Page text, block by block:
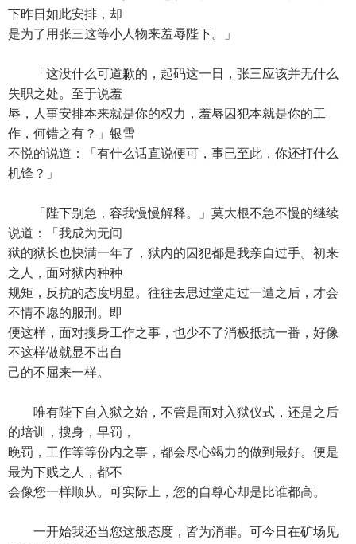
下昨日如此安排，却
是为了用张三这等小人物来羞辱陛下。」
「这没什么可道歉的，起码这一日，张三应该并无什么
失职之处。至于说羞
辱，人事安排本来就是你的权力，羞辱囚犯本就是你的工
作，何错之有？」银雪
不悦的说道：「有什么话直说便可，事已至此，你还打什么
机锋？」
「陛下别急，容我慢慢解释。」莫大根不急不慢的继续
说道：「我成为无间
狱的狱长也快满一年了，狱内的囚犯都是我亲自过手。初来
之人，面对狱内种种
规矩，反抗的态度明显。往往去思过堂走过一遭之后，才会
不情不愿的服刑。即
便这样，面对搜身工作之事，也少不了消极抵抗一番，好像
不这样做就显不出自
己的不屈来一样。
唯有陛下自入狱之始，不管是面对入狱仪式，还是之后
的培训，搜身，早罚，
晚罚，工作等等份内之事，都会尽心竭力的做到最好。便是
最为下贱之人，都不
会像您一样顺从。可实际上，您的自尊心却是比谁都高。
一开始我还当您这般态度，皆为消罪。可今日在矿场见